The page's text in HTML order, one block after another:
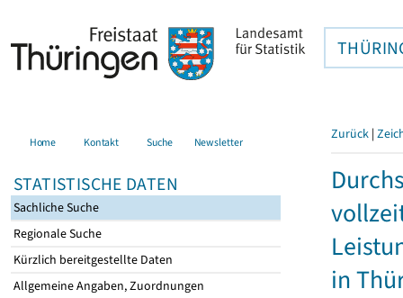
Home Kontakt Suche Newsletter
STATISTISCHE DATEN
Sachliche Suche
Regionale Suche
Kürzlich bereitgestellte Daten
Allgemeine Angaben, Zuordnungen
Zurück |
in